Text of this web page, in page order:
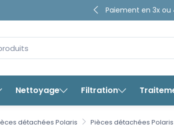
Paiement en
4.65/5sur plus
Nettoyage Filtration
détachées Polaris Pièces détachées